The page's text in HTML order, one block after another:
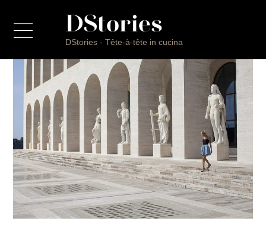
DStories - Tête-à-tête in cucina
Progetto
Filippo Saporito
Riccardo Di Giacinto
Tommaso Arrigoni
Marcello Trentini
Giulio Terrinoni
Daniel Canzian